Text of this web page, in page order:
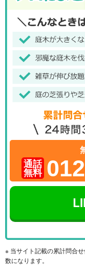
通話
無料
※ 当サイト記載の累計問合
数になります。